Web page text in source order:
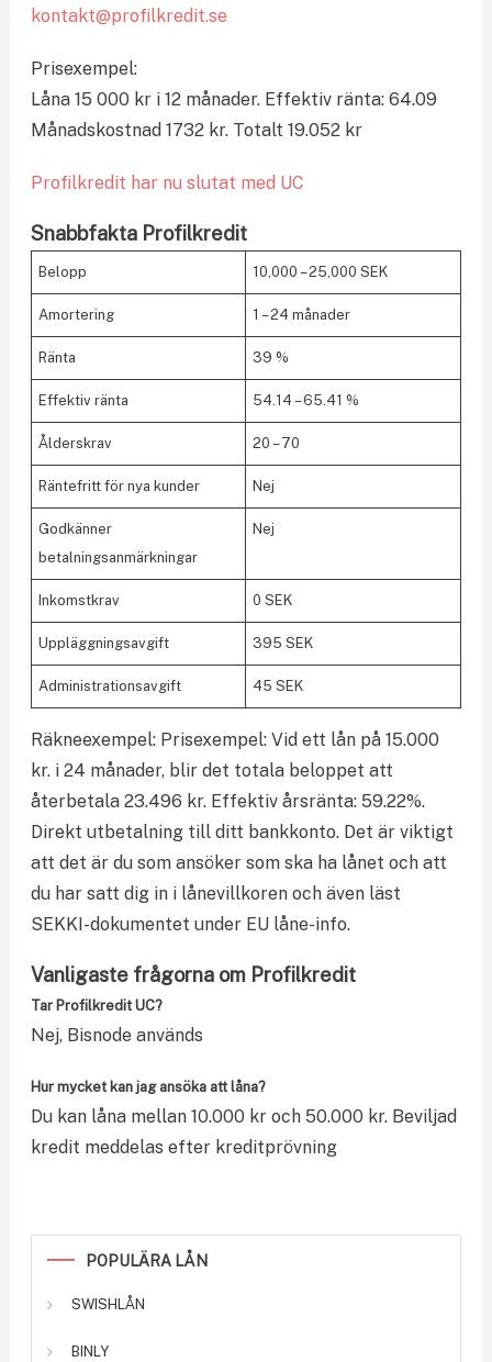
kontakt@profilkredit.se
Prisexempel:
Låna 15 000 kr i 12 månader. Effektiv ränta: 64.09
Månadskostnad 1732 kr. Totalt 19.052 kr
Profilkredit har nu slutat med UC
Snabbfakta Profilkredit
Belopp 10,000 – 25,000 SEK
Amortering 1 – 24 månader
Ränta 39 %
Effektiv ränta 54.14 – 65.41 %
Ålderskrav 20 – 70
Räntefritt för nya kunder Nej
Godkänner
betalningsanmärkningar
Nej
Inkomstkrav 0 SEK
Uppläggningsavgift 395 SEK
Administrationsavgift 45 SEK
Räkneexempel: Prisexempel: Vid ett lån på 15.000
kr. i 24 månader, blir det totala beloppet att
återbetala 23.496 kr. Effektiv årsränta: 59.22%.
Direkt utbetalning till ditt bankkonto. Det är viktigt
att det är du som ansöker som ska ha lånet och att
du har satt dig in i lånevillkoren och även läst
SEKKI-dokumentet under EU låne-info.
Vanligaste frågorna om Profilkredit
Tar Profilkredit UC?
Nej, Bisnode används
Hur mycket kan jag ansöka att låna?
Du kan låna mellan 10.000 kr och 50.000 kr. Beviljad
kredit meddelas efter kreditprövning
POPULÄRA LÅN
SWISHLÅN
BINLY